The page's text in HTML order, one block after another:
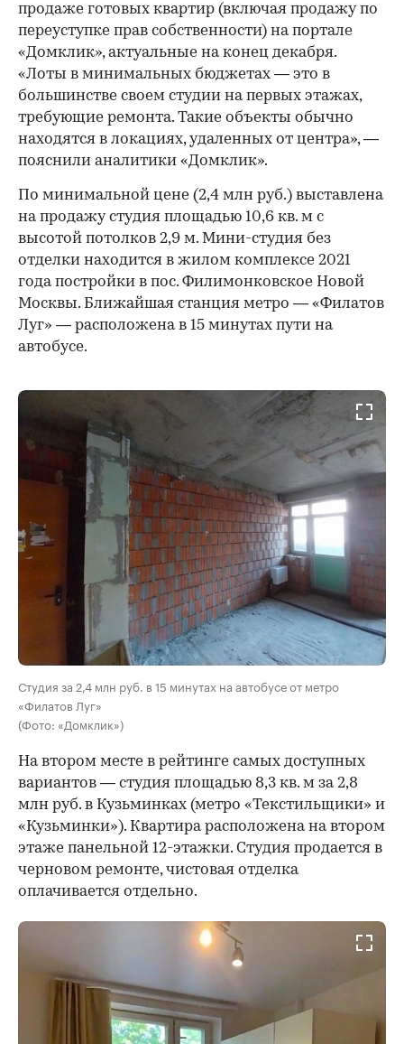
продаже готовых квартир (включая продажу по
переуступке прав собственности) на портале
«Домклик», актуальные на конец декабря.
«Лоты в минимальных бюджетах — это в
большинстве своем студии на первых этажах,
требующие ремонта. Такие объекты обычно
находятся в локациях, удаленных от центра», —
пояснили аналитики «Домклик».
По минимальной цене (2,4 млн руб.) выставлена
на продажу студия площадью 10,6 кв. м с
высотой потолков 2,9 м. Мини-студия без
отделки находится в жилом комплексе 2021
года постройки в пос. Филимонковское Новой
Москвы. Ближайшая станция метро — «Филатов
Луг» — расположена в 15 минутах пути на
автобусе.
Студия за 2,4 млн руб. в 15 минутах на автобусе от метро
«Филатов Луг»
(Фото: «Домклик»)
На втором месте в рейтинге самых доступных
вариантов — студия площадью 8,3 кв. м за 2,8
млн руб. в Кузьминках (метро «Текстильщики» и
«Кузьминки»). Квартира расположена на втором
этаже панельной 12-этажки. Студия продается в
черновом ремонте, чистовая отделка
оплачивается отдельно.